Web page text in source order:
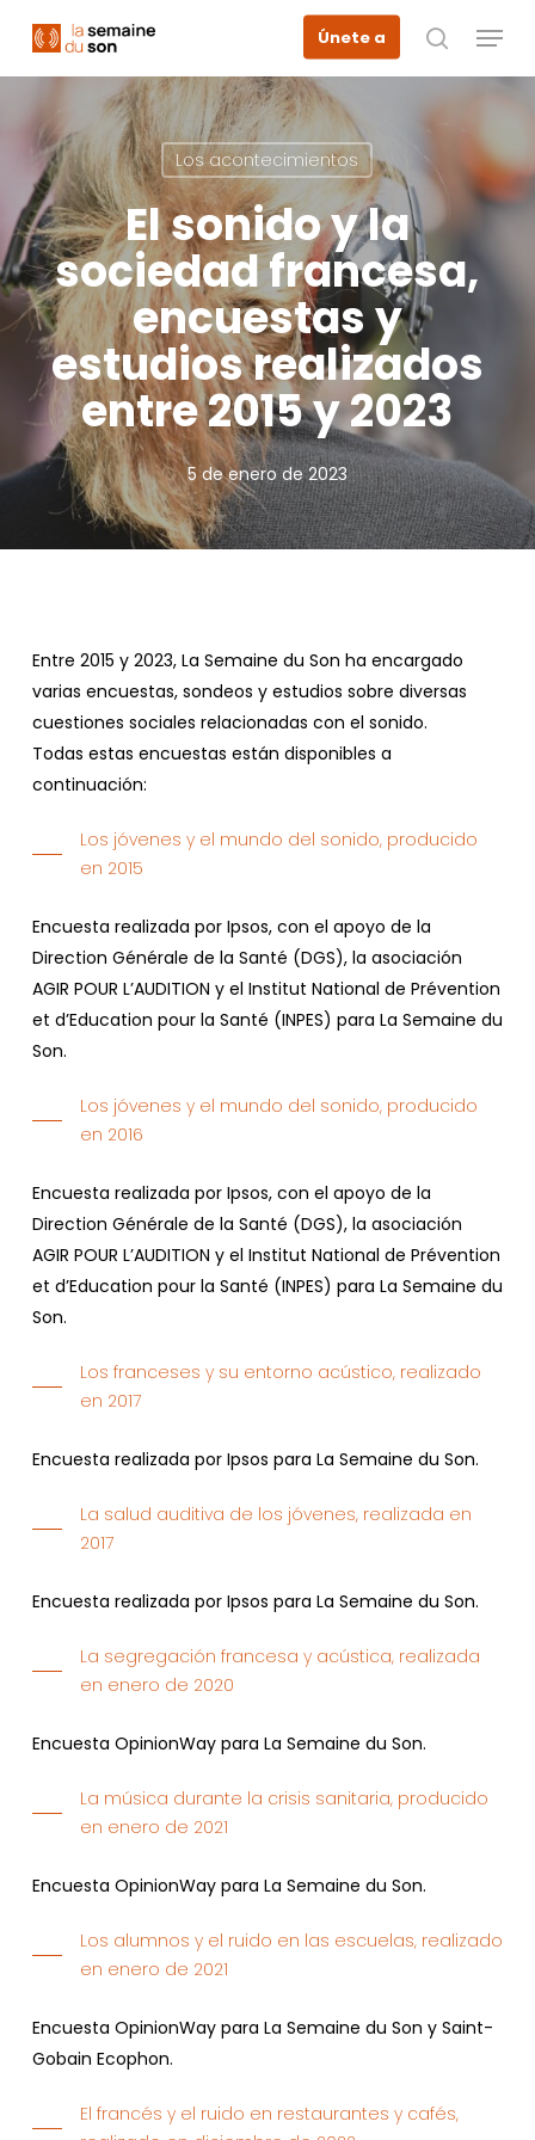
main
Únete a
busque en
Menu
Los acontecimientos
El sonido y la
sociedad francesa,
encuestas y
estudios realizados
entre 2015 y 2023
5 de enero de 2023
Entre 2015 y 2023, La Semaine du Son ha encargado
varias encuestas, sondeos y estudios sobre diversas
cuestiones sociales relacionadas con el sonido.
Todas estas encuestas están disponibles a
continuación:
Los jóvenes y el mundo del sonido, producido
en 2015
Encuesta realizada por Ipsos, con el apoyo de la
Direction Générale de la Santé (DGS), la asociación
AGIR POUR L’AUDITION y el Institut National de Prévention
et d’Education pour la Santé (INPES) para La Semaine du
Son.
Los jóvenes y el mundo del sonido, producido
en 2016
Encuesta realizada por Ipsos, con el apoyo de la
Direction Générale de la Santé (DGS), la asociación
AGIR POUR L’AUDITION y el Institut National de Prévention
et d’Education pour la Santé (INPES) para La Semaine du
Son.
Los franceses y su entorno acústico, realizado
en 2017
Encuesta realizada por Ipsos para La Semaine du Son.
La salud auditiva de los jóvenes, realizada en
2017
Encuesta realizada por Ipsos para La Semaine du Son.
La segregación francesa y acústica, realizada
en enero de 2020
Encuesta OpinionWay para La Semaine du Son.
La música durante la crisis sanitaria, producido
en enero de 2021
Encuesta OpinionWay para La Semaine du Son.
Los alumnos y el ruido en las escuelas, realizado
en enero de 2021
Encuesta OpinionWay para La Semaine du Son y Saint-
Gobain Ecophon.
El francés y el ruido en restaurantes y cafés,